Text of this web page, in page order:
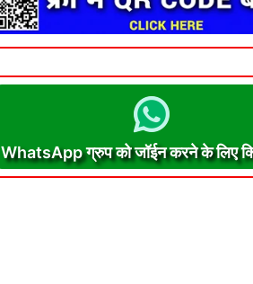
WhatsApp ग्रुप को जॉईन करने के लिए